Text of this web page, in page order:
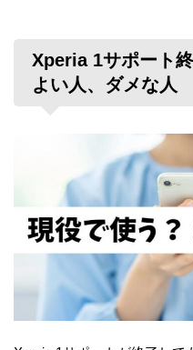
Xperia 1サポート
よい人、ダメな人